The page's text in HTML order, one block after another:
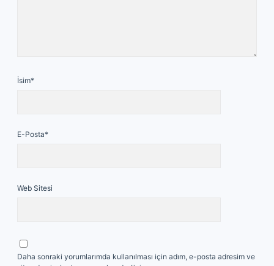
İsim*
E-Posta*
Web Sitesi
Daha sonraki yorumlarımda kullanılması için adım, e-posta adresim ve